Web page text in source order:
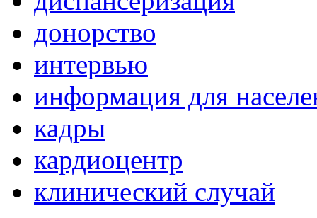
донорство
интервью
информация для
кадры
кардиоцентр
клинический случай